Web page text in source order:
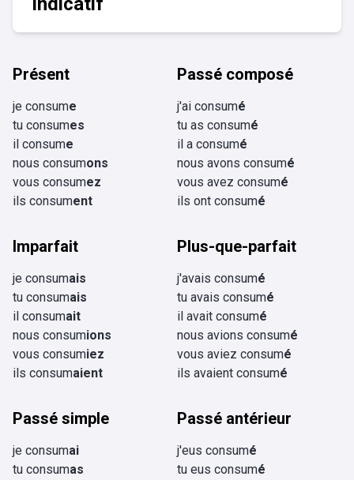
Présent
je consume
tu consumes
il consume
nous consumons
vous consumez
ils consument
Passé composé
j'ai consumé
tu as consumé
il a consumé
nous avons consumé
vous avez consumé
ils ont consumé
Imparfait
je consumais
tu consumais
il consumait
nous consumions
vous consumiez
ils consumaient
Plus-que-parfait
j'avais consumé
tu avais consumé
il avait consumé
nous avions consumé
vous aviez consumé
ils avaient consumé
Passé simple
je consumai
tu consumas
Passé antérieur
j'eus consumé
tu eus consumé